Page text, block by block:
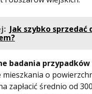
Jak szybko sprzedać
badania przypadków
mieszkania o
zapłacić średnio od